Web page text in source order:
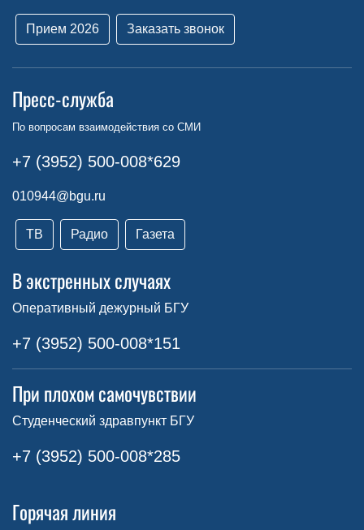
Прием 2026 Заказать звонок
Пресс-служба
По вопросам взаимодействия со СМИ
+7 (3952) 500-008*629
010944@bgu.ru
ТВ Радио Газета
В экстренных случаях
Оперативный дежурный БГУ
+7 (3952) 500-008*151
При плохом самочувствии
Студенческий здравпункт БГУ
+7 (3952) 500-008*285
Горячая линия